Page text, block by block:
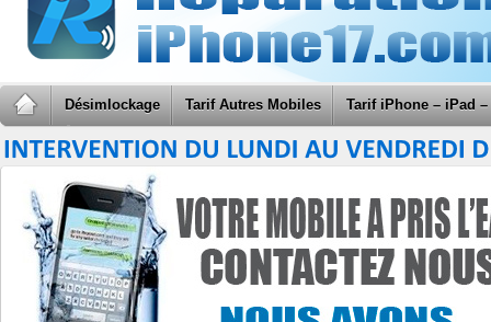
Désimlockage Tarif Autres Mobiles Tarif iPhone – iPad